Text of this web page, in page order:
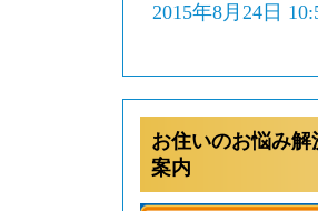
2015年8月24日
お住いのお悩み
案内